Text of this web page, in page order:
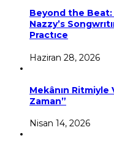
Beyond the Beat:
Nazzy’s
Practıce
Haziran 28, 2026
Mekânın Ritmiyle
Zaman”
Nisan 14, 2026